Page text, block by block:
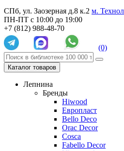
СПб, ул. Заозерная д.8 к.2 м.
ПН-ПТ с 10:00 до 19:00
+7 (812) 988-48-70
(0)
Каталог товаров
Лепнина
Бренды
Hiwood
Европласт
Bello Deco
Orac Decor
Cosca
Fabello Decor